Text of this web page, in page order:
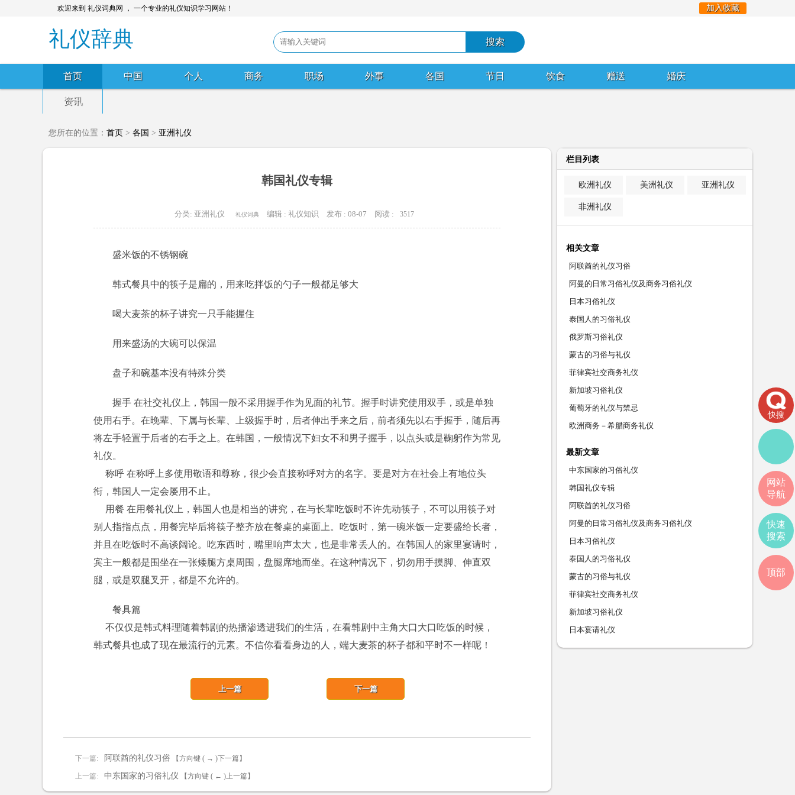
欢迎来到 礼仪词典网 ， 一个专业的礼仪知识学习网站！ 加入收藏
礼仪辞典
首页 中国 个人 商务 职场 外事 各国 节日 饮食 赠送 婚庆
资讯
您所在的位置： 首页 > 各国 > 亚洲礼仪
韩国礼仪专辑
分类: 亚洲礼仪 礼仪词典 编辑 : 礼仪知识 发布 : 08-07 阅读 : 3517
盛米饭的不锈钢碗
韩式餐具中的筷子是扁的，用来吃拌饭的勺子一般都足够大
喝大麦茶的杯子讲究一只手能握住
用来盛汤的大碗可以保温
盘子和碗基本没有特殊分类
握手 在社交礼仪上，韩国一般不采用握手作为见面的礼节。握手时讲究使用双手，或是单独
使用右手。在晚辈、下属与长辈、上级握手时，后者伸出手来之后，前者须先以右手握手，随后再
将左手轻置于后者的右手之上。在韩国，一般情况下妇女不和男子握手，以点头或是鞠躬作为常见
礼仪。
称呼 在称呼上多使用敬语和尊称，很少会直接称呼对方的名字。要是对方在社会上有地位头
衔，韩国人一定会屡用不止。
用餐 在用餐礼仪上，韩国人也是相当的讲究，在与长辈吃饭时不许先动筷子，不可以用筷子对
别人指指点点，用餐完毕后将筷子整齐放在餐桌的桌面上。吃饭时，第一碗米饭一定要盛给长者，
并且在吃饭时不高谈阔论。吃东西时，嘴里响声太大，也是非常丢人的。在韩国人的家里宴请时，
宾主一般都是围坐在一张矮腿方桌周围，盘腿席地而坐。在这种情况下，切勿用手摸脚、伸直双
腿，或是双腿叉开，都是不允许的。
餐具篇
不仅仅是韩式料理随着韩剧的热播渗透进我们的生活，在看韩剧中主角大口大口吃饭的时候，
韩式餐具也成了现在最流行的元素。不信你看看身边的人，端大麦茶的杯子都和平时不一样呢！
下一篇: 阿联酋的礼仪习俗
下一篇
【方向键 ( → )下一篇】
上一篇: 中东国家的习俗礼仪
上一篇
【方向键 ( ← )上一篇】
栏目列表
欧洲礼仪 美洲礼仪 亚洲礼仪
非洲礼仪
相关文章
阿联酋的礼仪习俗
阿曼的日常习俗礼仪及商务习俗礼仪
日本习俗礼仪
泰国人的习俗礼仪
俄罗斯习俗礼仪
蒙古的习俗与礼仪
菲律宾社交商务礼仪
新加坡习俗礼仪
葡萄牙的礼仪与禁忌
欧洲商务－希腊商务礼仪
最新文章
中东国家的习俗礼仪
韩国礼仪专辑
阿联酋的礼仪习俗
阿曼的日常习俗礼仪及商务习俗礼仪
日本习俗礼仪
泰国人的习俗礼仪
蒙古的习俗与礼仪
菲律宾社交商务礼仪
新加坡习俗礼仪
日本宴请礼仪
快搜
网站
导航
快速
搜索
顶部